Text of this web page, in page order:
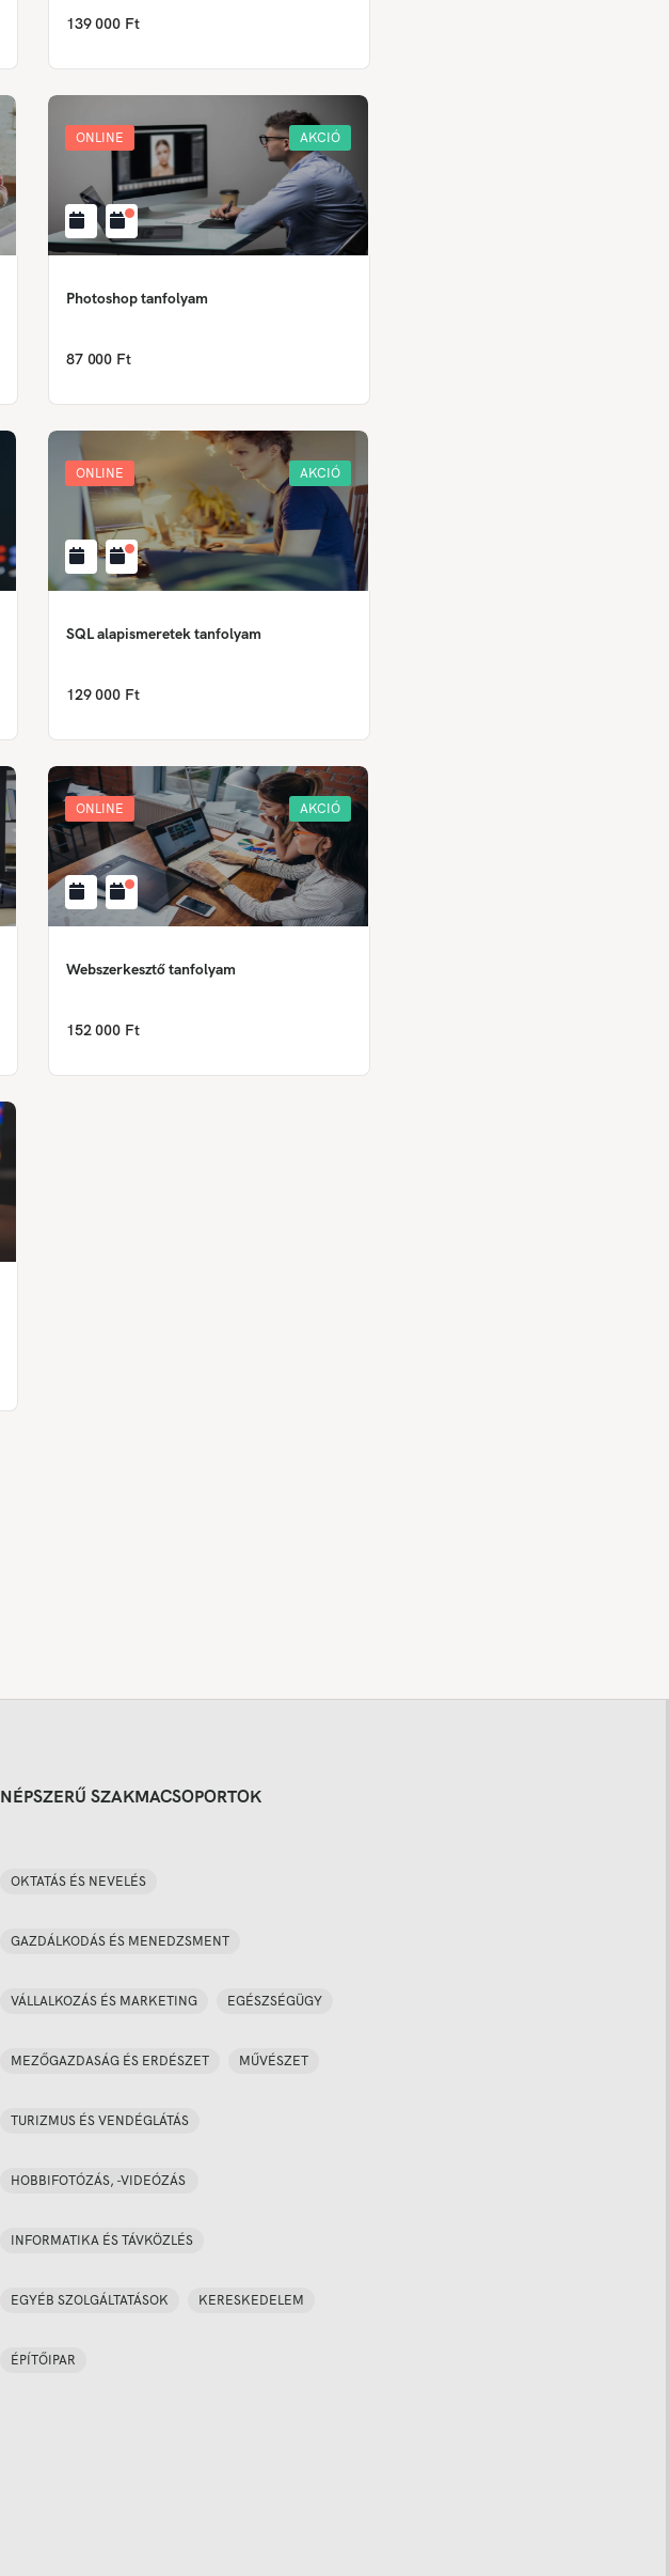
139 000 Ft
ONLINE AKCIÓ
Photoshop tanfolyam
87 000 Ft
ONLINE AKCIÓ
SQL alapismeretek tanfolyam
129 000 Ft
ONLINE AKCIÓ
Webszerkesztő tanfolyam
152 000 Ft
NÉPSZERŰ SZAKMACSOPORTOK
OKTATÁS ÉS NEVELÉS
GAZDÁLKODÁS ÉS MENEDZSMENT
VÁLLALKOZÁS ÉS MARKETING EGÉSZSÉGÜGY
MEZŐGAZDASÁG ÉS ERDÉSZET MŰVÉSZET
TURIZMUS ÉS VENDÉGLÁTÁS
HOBBIFOTÓZÁS, -VIDEÓZÁS
INFORMATIKA ÉS TÁVKÖZLÉS
EGYÉB SZOLGÁLTATÁSOK KERESKEDELEM
ÉPÍTŐIPAR